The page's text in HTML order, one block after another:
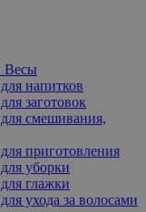
Весы
напитков
заготовок
смешивания,
приготовления
уборки
глажки
ухода за волосами